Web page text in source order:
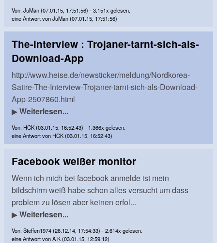
Von: JuMan (07.01.15, 17:51:56) - 3.151x gelesen.
eine Antwort von JuMan (07.01.15, 17:51:56)
The-Interview : Trojaner-tarnt-sich-als-
Download-App
http://www.heise.de/newsticker/meldung/Nordkorea-
Satire-The-Interview-Trojaner-tarnt-sich-als-Download-
App-2507860.html
▶Weiterlesen...
Von: HCK (03.01.15, 16:52:43) - 1.366x gelesen.
eine Antwort von HCK (03.01.15, 16:52:43)
Facebook weißer monitor
Wenn ich mich bei facebook anmelde ist mein
bildschirm weiß habe schon alles versucht um dass
problem zu lösen aber keinen erfol...
▶Weiterlesen...
Von: Steffen1974 (26.12.14, 17:54:33) - 2.614x gelesen.
eine Antwort von A K (03.01.15, 12:59:12)